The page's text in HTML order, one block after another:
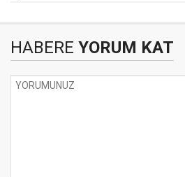
HABERE YORUM KAT